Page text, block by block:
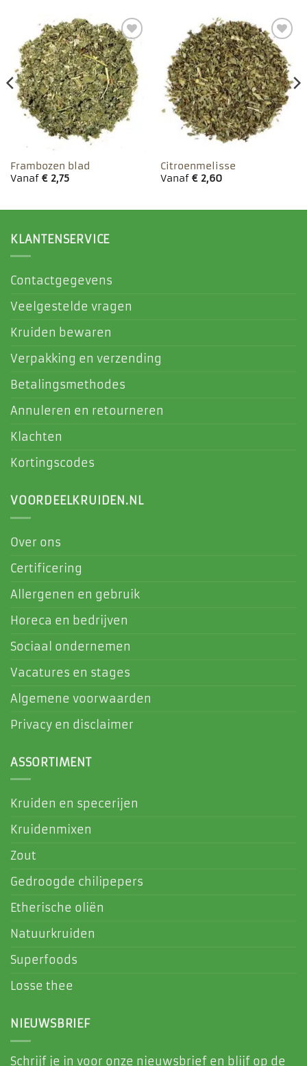
Toevoegen
aan
favorieten
Frambozen blad
Vanaf €2,75
Toevoegen
aan
favorieten
Citroenmelisse
Vanaf €2,60
KLANTENSERVICE
Contactgegevens
Veelgestelde vragen
Kruiden bewaren
Verpakking en verzending
Betalingsmethodes
Annuleren en retourneren
Klachten
Kortingscodes
VOORDEELKRUIDEN.NL
Over ons
Certificering
Allergenen en gebruik
Horeca en bedrijven
Sociaal ondernemen
Vacatures en stages
Algemene voorwaarden
Privacy en disclaimer
ASSORTIMENT
Kruiden en specerijen
Kruidenmixen
Zout
Gedroogde chilipepers
Etherische oliën
Natuurkruiden
Superfoods
Losse thee
NIEUWSBRIEF
Schrijf je in voor onze nieuwsbrief en blijf op de